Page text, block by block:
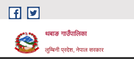
Skip to main content
थबाङ गाउँपालिका
लुम्बिनी प्रदेश, नेपाल सरकार